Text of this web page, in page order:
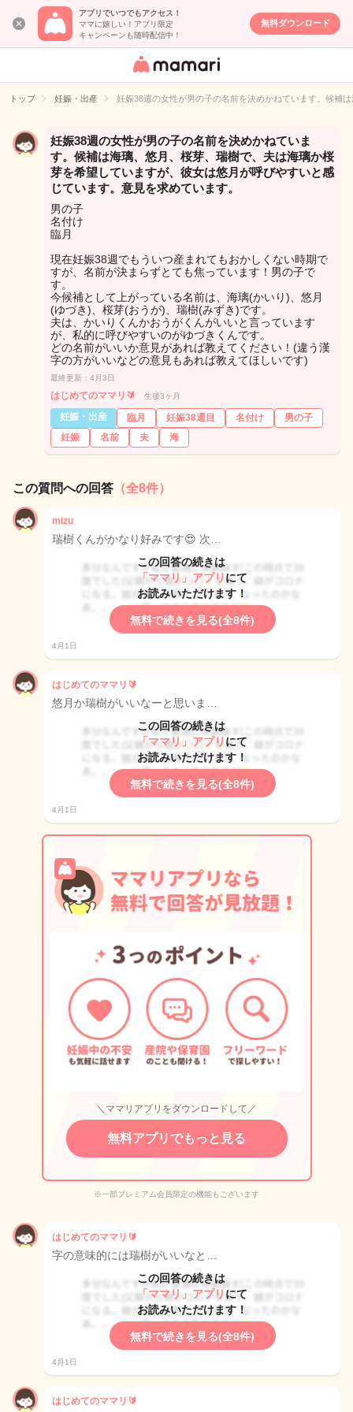
アプリでいつでもアクセス！
ママに嬉しい！アプリ限定
キャンペーンも随時配信中！
無料ダウンロード
女性専用匿名QA
イト
トップ 妊娠・出産 妊娠38週の女性が男の子の名前を決めかねています。候補
妊娠38週の女性が男の子の名前を決めかねていま
す。候補は海璃、悠月、桜芽、瑞樹で、夫は海璃か桜
芽を希望していますが、彼女は悠月が呼びやすいと感
じています。意見を求めています。
男の子
名付け
臨月
現在妊娠38週でもういつ産まれてもおかしくない時期で
すが、名前が決まらずとても焦っています！男の子で
す。
今候補として上がっている名前は、海璃(かいり)、悠月
(ゆづき)、桜芽(おうが)、瑞樹(みずき)です。
夫は、かいりくんかおうがくんがいいと言っています
が、私的に呼びやすいのがゆづきくんです。
どの名前がいいか意見があれば教えてください！(違う漢
字の方がいいなどの意見もあれば教えてほしいです)
最終更新：4月3日
はじめてのママリ🔰 生後3ヶ月
妊娠・出産 臨月 妊娠38週目 名付け
男の子
妊娠
名前 夫 海
この質問への回答 （全8件）
mizu
瑞樹くんがかなり好みです😍 次…
この回答の続きは
「ママリ」アプリ にて
お読みいただけます！
無料で続きを見る(全8件)
4月1日
はじめてのママリ🔰
悠月か瑞樹がいいなーと思いま…
この回答の続きは
「ママリ」アプリ にて
お読みいただけます！
無料で続きを見る(全8件)
4月1日
＼ママリアプリをダウンロードして／
無料アプリでもっと見る
※一部プレミアム会員限定の機能もございます
はじめてのママリ🔰
字の意味的には瑞樹がいいなと…
この回答の続きは
「ママリ」アプリ にて
お読みいただけます！
無料で続きを見る(全8件)
4月1日
はじめてのママリ🔰